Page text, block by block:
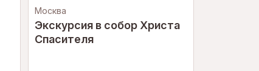
Москва
Экскурсия в собор Христа
Спасителя